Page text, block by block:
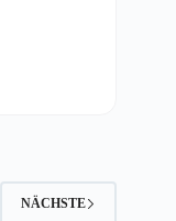
NÄCHSTE